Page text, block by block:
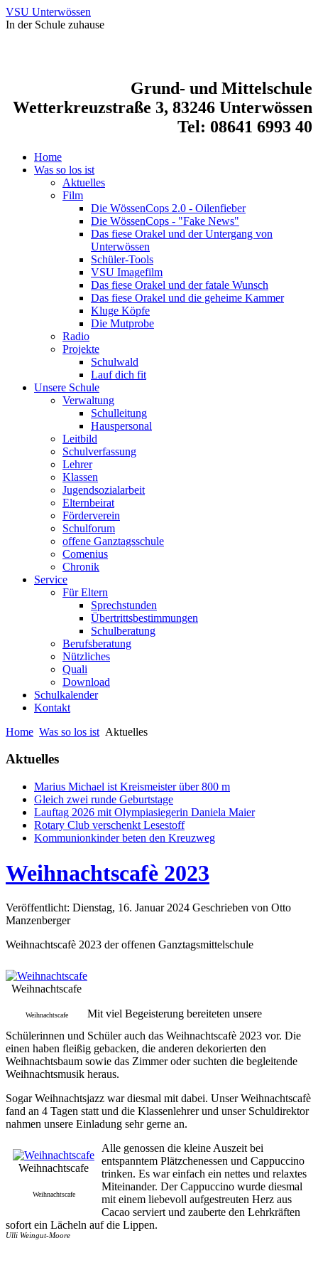
VSU Unterwössen
In der Schule zuhause
Grund- und Mittelschule
Wetterkreuzstraße 3, 83246 Unterwössen
Tel: 08641 6993 40
Home
Was so los ist
Aktuelles
Film
Die WössenCops 2.0 - Oilenfieber
Die WössenCops - "Fake News"
Das fiese Orakel und der Untergang von
Unterwössen
Schüler-Tools
VSU Imagefilm
Das fiese Orakel und der fatale Wunsch
Das fiese Orakel und die geheime Kammer
Kluge Köpfe
Die Mutprobe
Radio
Projekte
Schulwald
Lauf dich fit
Unsere Schule
Verwaltung
Schulleitung
Hauspersonal
Leitbild
Schulverfassung
Lehrer
Klassen
Jugendsozialarbeit
Elternbeirat
Förderverein
Schulforum
offene Ganztagsschule
Comenius
Chronik
Service
Für Eltern
Sprechstunden
Übertrittsbestimmungen
Schulberatung
Berufsberatung
Nützliches
Quali
Download
Schulkalender
Kontakt
Home Was so los ist Aktuelles
Aktuelles
Marius Michael ist Kreismeister über 800 m
Gleich zwei runde Geburtstage
Lauftag 2026 mit Olympiasiegerin Daniela Maier
Rotary Club verschenkt Lesestoff
Kommunionkinder beten den Kreuzweg
Weihnachtscafè 2023
Veröffentlicht: Dienstag, 16. Januar 2024 Geschrieben von Otto
Manzenberger
Weihnachtscafè 2023 der offenen Ganztagsmittelschule
Weihnachtscafe
Weihnachtscafe
Mit viel Begeisterung bereiteten unsere
Schülerinnen und Schüler auch das Weihnachtscafè 2023 vor. Die
einen haben fleißig gebacken, die anderen dekorierten den
Weihnachtsbaum sowie das Zimmer oder suchten die begleitende
Weihnachtsmusik heraus.
Sogar Weihnachtsjazz war diesmal mit dabei. Unser Weihnachtscafè
fand an 4 Tagen statt und die Klassenlehrer und unser Schuldirektor
nahmen unsere Einladung sehr gerne an.
Weihnachtscafe
Weihnachtscafe
Alle genossen die kleine Auszeit bei
entspanntem Plätzchenessen und Cappuccino
trinken. Es war einfach ein nettes und relaxtes
Miteinander. Der Cappuccino wurde diesmal
mit einem liebevoll aufgestreuten Herz aus
Cacao serviert und zauberte den Lehrkräften
sofort ein Lächeln auf die Lippen.
Ulli Weingut-Moore